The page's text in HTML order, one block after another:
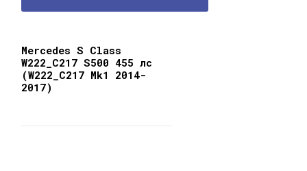
Mercedes S Class
W222_C217 S500 455 лс
(W222_C217 Mk1 2014-
2017)